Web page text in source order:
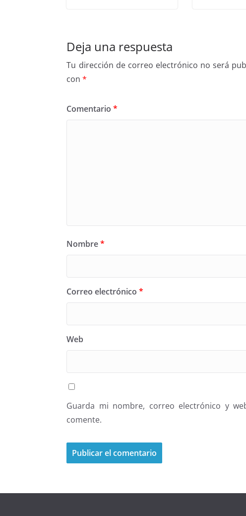
Deja una respuesta
Tu dirección de correo electrónico no será
con*
Comentario*
Nombre*
Correo electrónico*
Web
Guarda mi nombre, correo electrónico y
comente.